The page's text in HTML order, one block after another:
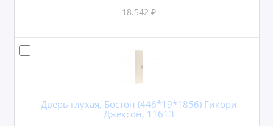
18.542 ₽
Дверь глухая, Бостон (446*19*1856) Гикори
Джексон, 11613